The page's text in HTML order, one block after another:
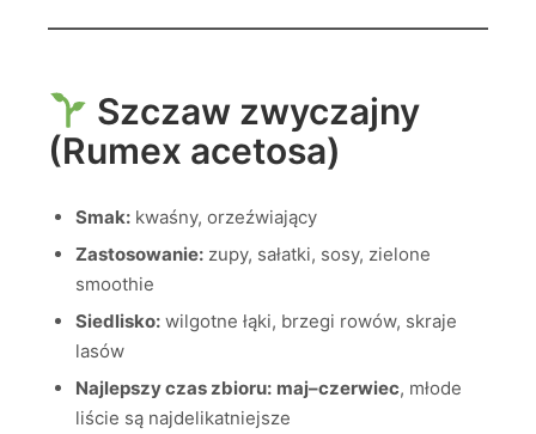
Szczaw zwyczajny
(Rumex acetosa)
Smak:kwaśny, orzeźwiający
Zastosowanie:zupy, sałatki, sosy, zielone
smoothie
Siedlisko:wilgotne łąki, brzegi rowów, skraje
lasów
Najlepszy czas zbioru: maj–czerwiec, młode
liście są najdelikatniejsze